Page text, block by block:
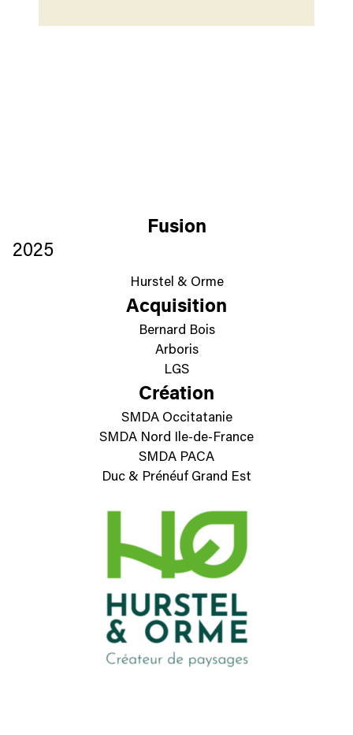
Fusion
2025
Hurstel & Orme
Acquisition
Bernard Bois
Arboris
LGS
Création
SMDA Occitatanie
SMDA Nord Ile-de-France
SMDA PACA
Duc & Prénéuf Grand Est